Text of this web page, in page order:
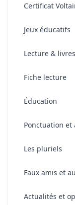
Certificat
Jeux éducatifs
Lecture & livres
Fiche lecture
Éducation
Ponctuation et
Les pluriels
Faux amis et
Actualités et